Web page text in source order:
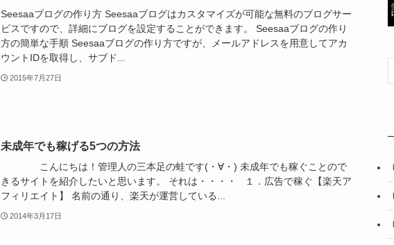
Seesaaブログの作り方 Seesaaブログはカスタマイズが可能な無料のブログサー
ビスですので、詳細にブログを設定することができます。 Seesaaブログの作り
方の簡単な手順 Seesaaブログの作り方ですが、メールアドレスを用意してアカ
ウントIDを取得し、サブド...
2015年7月27日
未成年でも稼げる5つの方法
こんにちは！管理人の三本足の蛙です(・∀・) 未成年でも稼ぐことので
きるサイトを紹介したいと思います。 それは・・・・ １．広告で稼ぐ【楽天ア
フィリエイト】 名前の通り、楽天が運営している...
2014年3月17日